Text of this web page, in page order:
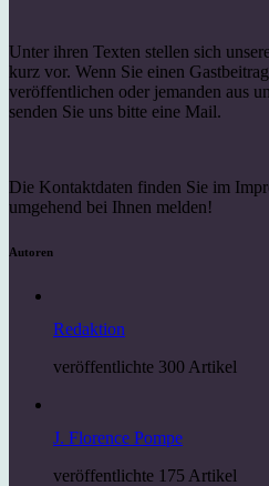
Unter ihren Texten stellen sich
kurz vor. Wenn Sie einen
veröffentlichen oder jemanden aus
senden Sie uns bitte eine Mail.
Die Kontaktdaten finden Sie im
umgehend bei Ihnen melden!
Autoren
Redaktion
veröffentlichte 300 Artikel
J. Florence Pompe
veröffentlichte 175 Artikel